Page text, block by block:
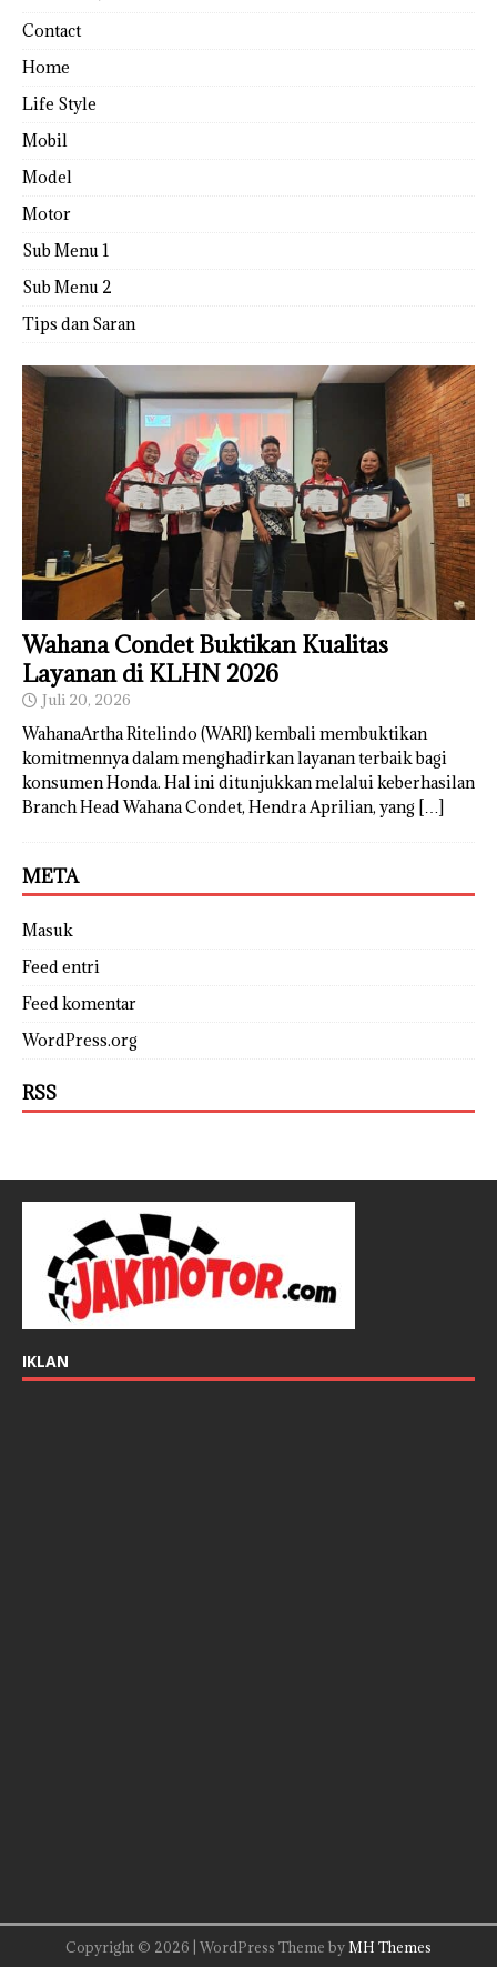
Contact
Home
Life Style
Mobil
Model
Motor
Sub Menu 1
Sub Menu 2
Tips dan Saran
Wahana Condet Buktikan Kualitas
Layanan di KLHN 2026
Juli 20, 2026
WahanaArtha Ritelindo (WARI) kembali membuktikan
komitmennya dalam menghadirkan layanan terbaik bagi
konsumen Honda. Hal ini ditunjukkan melalui keberhasilan
Branch Head Wahana Condet, Hendra Aprilian, yang […]
META
Masuk
Feed entri
Feed komentar
WordPress.org
RSS
IKLAN
Copyright © 2026 | WordPress Theme by MH Themes